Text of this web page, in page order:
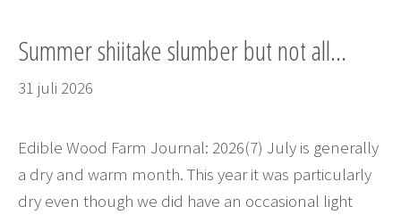
Summer shiitake slumber but not all…
31 juli 2026
Edible Wood Farm Journal: 2026(7) July is generally
a dry and warm month. This year it was particularly
dry even though we did have an occasional light